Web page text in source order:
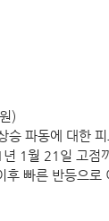
)
파동에 대한 피
1월 21일 고점
후 빠른 반등으